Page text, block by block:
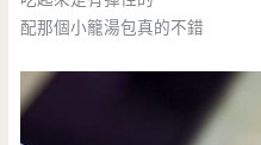
配那個小籠湯包真的不錯